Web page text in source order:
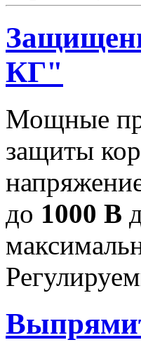
КГ"
Мощные
защиты
до 1000 В